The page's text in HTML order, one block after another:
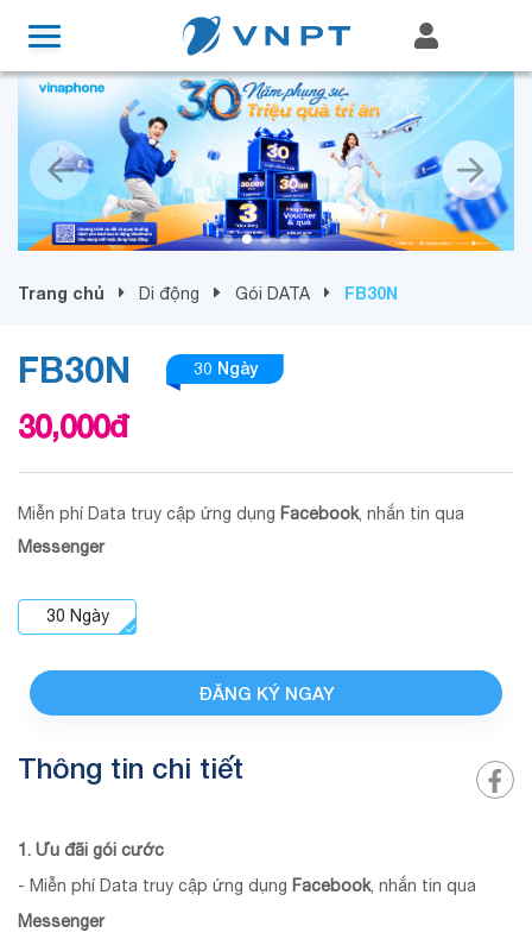
Trang chủ Di động Gói DATA FB30N
FB30N 30 Ngày
30,000đ
Miễn phí Data truy cập ứng dụng Facebook, nhắn tin qua
Messenger
30 Ngày
ĐĂNG KÝ NGAY
Thông tin chi tiết
1. Ưu đãi gói cước
- Miễn phí Data truy cập ứng dụng Facebook, nhắn tin qua
Messenger